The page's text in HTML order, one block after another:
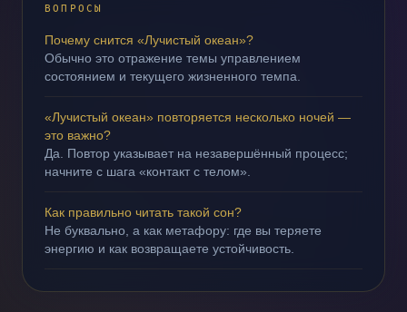
ВОПРОСЫ
Почему снится «Лучистый океан»?
Обычно это отражение темы управлением
состоянием и текущего жизненного темпа.
«Лучистый океан» повторяется несколько ночей —
это важно?
Да. Повтор указывает на незавершённый процесс;
начните с шага «контакт с телом».
Как правильно читать такой сон?
Не буквально, а как метафору: где вы теряете
энергию и как возвращаете устойчивость.